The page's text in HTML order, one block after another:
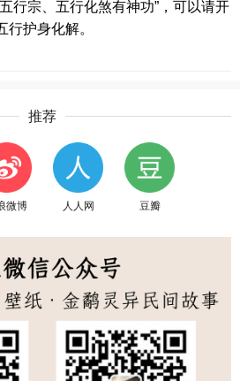
行宗、五行化煞有神功”，可以请开
护身化解。
推荐
微博 人人网 豆瓣